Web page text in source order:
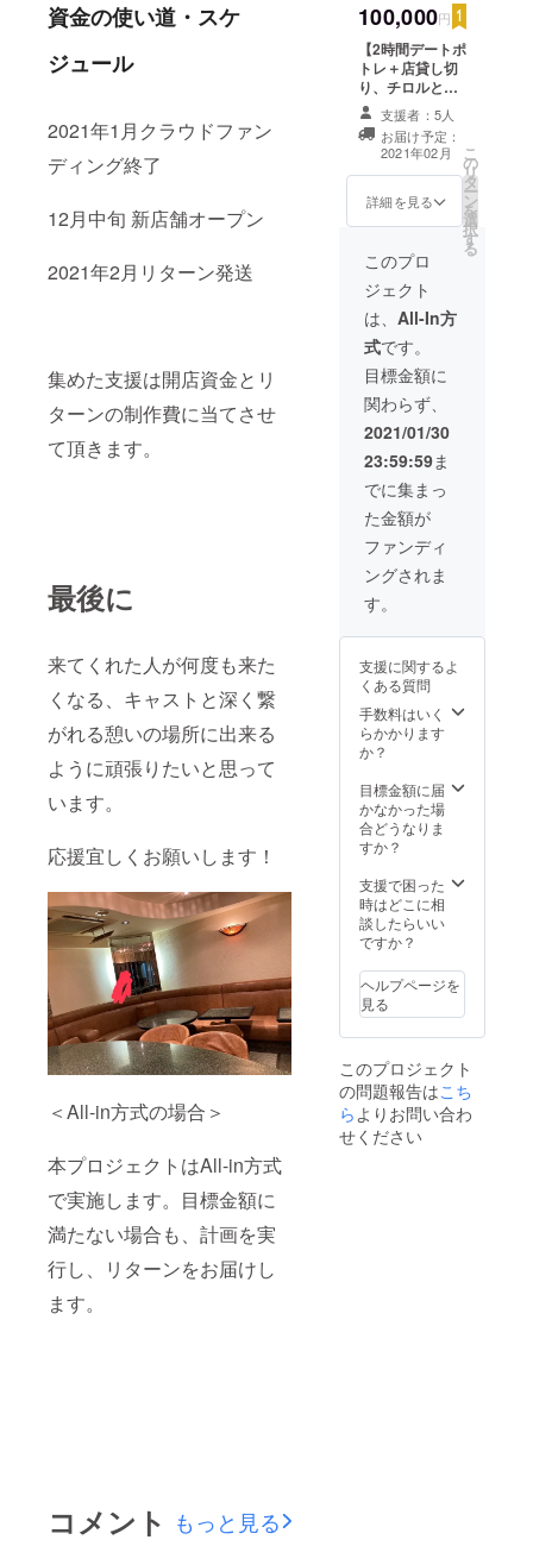
資金の使い道・スケ
ジュール
2021年1月クラウドファン
ディング終了
12月中旬 新店舗オープン
2021年2月リターン発送
集めた支援は開店資金とリ
ターンの制作費に当てさせ
て頂きます。
最後に
来てくれた人が何度も来た
くなる、キャストと深く繋
がれる憩いの場所に出来る
ように頑張りたいと思って
います。
応援宜しくお願いします！
＜All-in方式の場合＞
本プロジェクトはAll-in方式
で実施します。目標金額に
満たない場合も、計画を実
行し、リターンをお届けし
ます。
コメント もっと見る
す ※２月末まで
に郵送します
100,000円
【2時間デートポ
トレ＋店貸し切
り、チロルと飲
み放題＋料理
コース】 ●2時間
店内貸し切り
（貸し切り日程
は相談してくだ
さい) ●1名〜4名
●チロル手作り料
理あり ※交通費
は全額お客様負
担でお願いしま
す。 ※チャージ
料金込みの値段
です。 ※２月末
までに詳細のご
連絡を致しま
す。
支援者：5人
お届け予定：
2021年02月
詳細を見る
こ
の
リ
タ
ー
ン
を
選
択
す
る
このプロ
ジェクト
は、 All-In方
式です。
目標金額に
関わらず、
2021/01/30
23:59:59ま
でに集まっ
た金額が
ファンディ
ングされま
す。
支援に関するよ
くある質問
手数料はいく
らかかります
か？
目標金額に届
かなかった場
合どうなりま
すか？
支援で困った
時はどこに相
談したらいい
ですか？
ヘルプページを
見る
このプロジェクト
の問題報告はこち
らよりお問い合わ
せください